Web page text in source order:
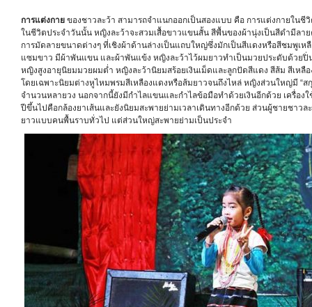
การแต่งกาย ของชาวละว้า สามารถจำแนกออกเป็นสองแบบ คือ การแต่งกายในชี
ในชีวิตประจำวันนั้น หญิงละว้าจะสวมเสื้อขาวแขนสั้น สีพื้นของผ้านุ่งเป็นสีดำมีลา
การมัดลายขนาดต่างๆ ที่เชิงผ้าด้านล่างเป็นแถบใหญ่ซึ่งมักเป็นสีแดงหรือสีชมพูเห
แซมขาว มีผ้าพันแขน และผ้าพันแข้ง หญิงละว้าไว้ผมยาวทำเป็นมวยประดับด้วยปิ่
หญิงสูงอายุนิยมมวยผมต่ำ หญิงละว้านิยมสร้อยเงินเม็ดและลูกปัดสีแดง สีส้ม สีเหลือ
โดยเฉพาะนิยมต่างหูไหมพรมสีเหลืองแดงหรือส้มยาวจนถึงไหล่ หญิงส่วนใหญ่มี “ส
จำนวนหลายวง นอกจากนี้ยังมีกำไลแขนและกำไลข้อมือทำด้วยเงินอีกด้วย เครื่อง
ปีขึ้นไปคือกล้องยาเส้นและยังนิยมสะพายย่ามเวลาเดินทางอีกด้วย ส่วนผู้ชายชาวล
ยาวแบบคนพื้นราบทั่วไป แต่ส่วนใหญ่สะพายย่ามเป็นประจำ